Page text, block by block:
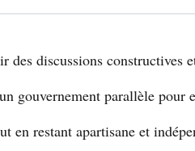
discussions constructives
gouvernement parallèle pour
en restant apartisane et